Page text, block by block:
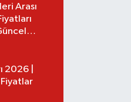
Arası
2026 |